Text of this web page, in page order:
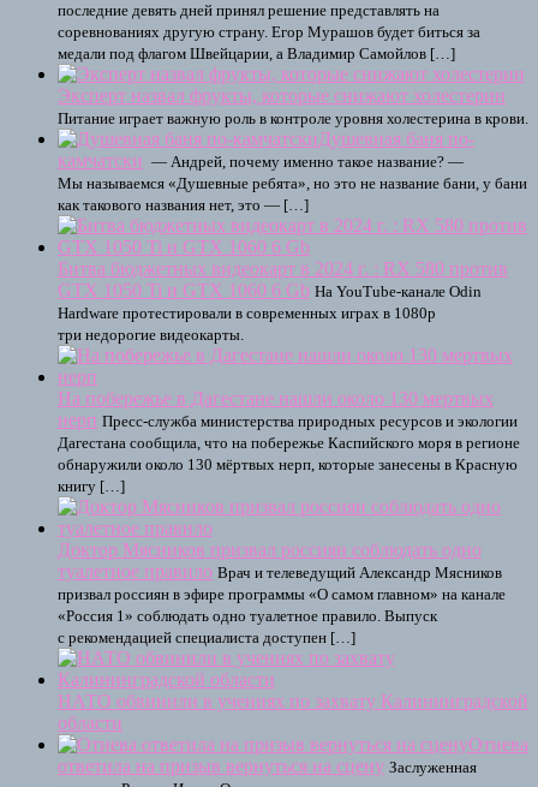
последние девять дней принял решение представлять на
соревнованиях другую страну. Егор Мурашов будет биться за
медали под флагом Швейцарии, а Владимир Самойлов […]
Эксперт назвал фрукты, которые снижают холестерин
Питание играет важную роль в контроле уровня холестерина в крови.
Душевная баня по-
камчатски — Андрей, почему именно такое название? —
Мы называемся «Душевные ребята», но это не название бани, у бани
как такового названия нет, это — […]
Битва бюджетных видеокарт в 2024 г. : RX 580 против
GTX 1050 Ti и GTX 1060 6 Gb На YouTube-канале Odin
Hardware протестировали в современных играх в 1080p
три недорогие видеокарты.
На побережье в Дагестане нашли около 130 мертвых
нерп Пресс-служба министерства природных ресурсов и экологии
Дагестана сообщила, что на побережье Каспийского моря в регионе
обнаружили около 130 мёртвых нерп, которые занесены в Красную
книгу […]
Доктор Мясников призвал россиян соблюдать одно
туалетное правило Врач и телеведущий Александр Мясников
призвал россиян в эфире программы «О самом главном» на канале
«Россия 1» соблюдать одно туалетное правило. Выпуск
с рекомендацией специалиста доступен […]
НАТО обвинили в учениях по захвату Калининградской
области
Отиева
ответила на призыв вернуться на сцену Заслуженная